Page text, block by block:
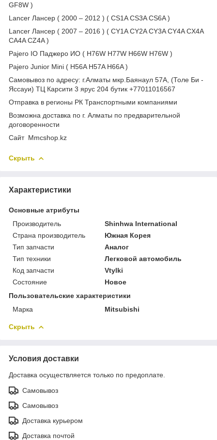
GF8W )
Lancer Лансер ( 2000 – 2012 ) ( CS1A CS3A CS6A )
Lancer Лансер ( 2007 – 2016 ) ( CY1A CY2A CY3A CY4A CX4A
CA4A CZ4A )
Pajero IO Паджеро ИО ( H76W H77W H66W H76W )
Pajero Junior Mini ( H56A H57A H66A )
Самовывоз по адресу: г.Алматы мкр.Баянаул 57А, (Толе Би -
Яссауи) ТЦ Карсити 3 ярус 204 бутик +77011016567
Отправка в регионы РК Транспортными компаниями
Возможна доставка по г. Алматы по предварительной
договоренности
Cайт Mmcshop.kz
Скрыть
Характеристики
Основные атрибуты
Производитель
Shinhwa International
Страна производитель
Южная Корея
Тип запчасти
Аналог
Тип техники
Легковой автомобиль
Код запчасти
Vtylki
Состояние
Новое
Пользовательские характеристики
Марка
Mitsubishi
Скрыть
Условия доставки
Доставка осуществляется только по предоплате.
Самовывоз
Самовывоз
Доставка курьером
Доставка почтой